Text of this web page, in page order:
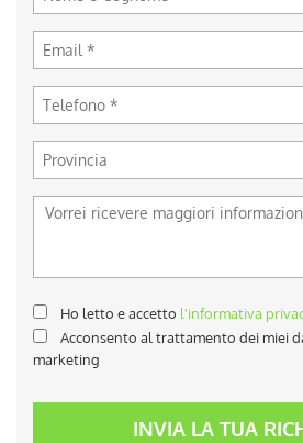
Ho letto e accetto l'informativa
Acconsento al trattamento dei miei
marketing
INVIA LA TUA